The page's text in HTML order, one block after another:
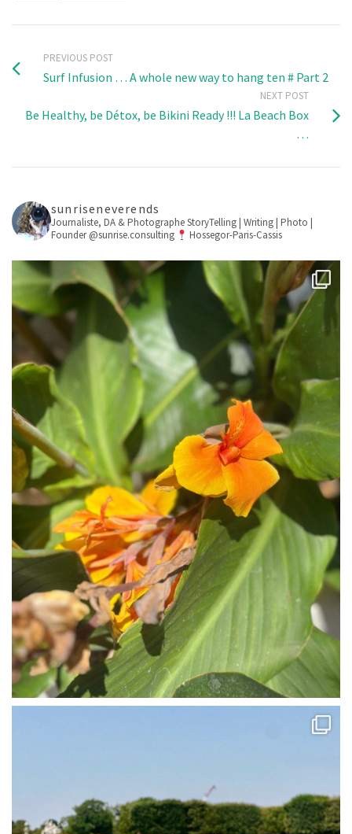
PREVIOUS POST
Surf Infusion … A whole new way to hang ten # Part 2
NEXT POST
Be Healthy, be Détox, be Bikini Ready !!! La Beach Box
…
sunriseneverends
Journaliste, DA & PhotographeStoryTelling | Writing | Photo |
Founder @sunrise.consulting
Hossegor-Paris-Cassis